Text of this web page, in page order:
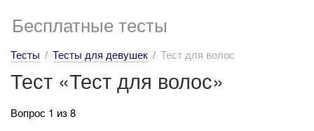
Бесплатные тесты
Тесты Тесты для девушек Тест для волос
Тест «Тест для волос»
Вопрос 1 из 8